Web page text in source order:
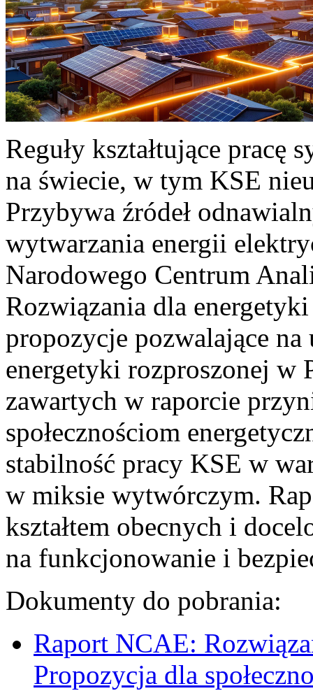
Reguły kształtujące pracę
na świecie, w tym KSE
Przybywa źródeł
wytwarzania energii
Narodowego Centrum
Rozwiązania dla
propozycje pozwalające
energetyki rozproszonej w
zawartych w raporcie
społecznościom
stabilność pracy KSE w
w miksie wytwórczym.
kształtem obecnych i
na funkcjonowanie i
Dokumenty do pobrania:
Raport NCAE:
Propozycja dla